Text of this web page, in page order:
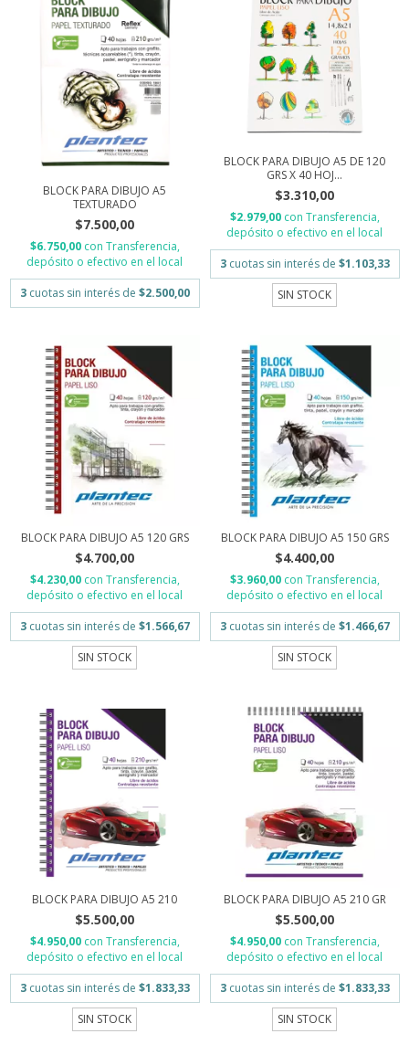
BLOCK PARA DIBUJO A5
TEXTURADO
$7.500,00
$6.750,00 con Transferencia,
depósito o efectivo en el local
3 cuotas sin interés de $2.500,00
BLOCK PARA DIBUJO A5 DE 120
GRS X 40 HOJ...
$3.310,00
$2.979,00 con Transferencia,
depósito o efectivo en el local
3 cuotas sin interés de $1.103,33
SIN STOCK
BLOCK PARA DIBUJO A5 120 GRS
$4.700,00
$4.230,00 con Transferencia,
depósito o efectivo en el local
3 cuotas sin interés de $1.566,67
SIN STOCK
BLOCK PARA DIBUJO A5 150 GRS
$4.400,00
$3.960,00 con Transferencia,
depósito o efectivo en el local
3 cuotas sin interés de $1.466,67
SIN STOCK
BLOCK PARA DIBUJO A5 210
$5.500,00
$4.950,00 con Transferencia,
depósito o efectivo en el local
3 cuotas sin interés de $1.833,33
SIN STOCK
BLOCK PARA DIBUJO A5 210 GR
$5.500,00
$4.950,00 con Transferencia,
depósito o efectivo en el local
3 cuotas sin interés de $1.833,33
SIN STOCK